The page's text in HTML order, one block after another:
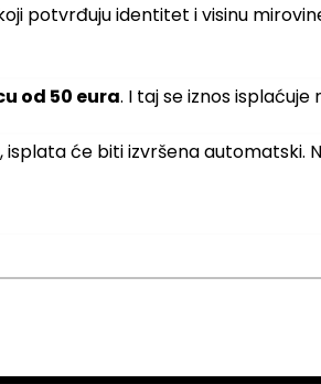
potvrđuju identitet i visinu
od 50 eura. I taj se iznos isplaćuje
će biti izvršena automatski.